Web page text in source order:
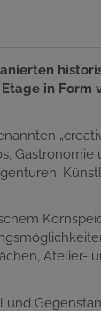
in Form
Atelier-